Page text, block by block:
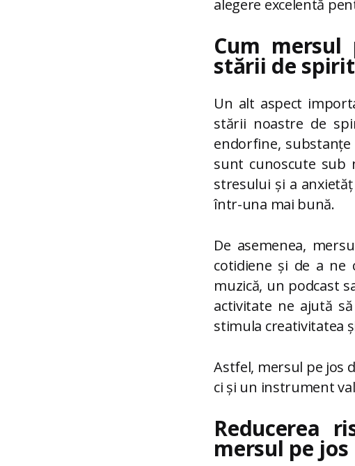
alegere excelentă
Cum
stării de spirit
Un alt aspect
stării noastre de
endorfine,
sunt cunoscute sub
stresului și a
într-una mai bună.
De asemenea,
cotidiene și de a ne
muzică, un podcast
activitate ne ajută
stimula creativitatea
Astfel, mersul pe jos
ci și un instrument
Reducerea
mersul pe jos